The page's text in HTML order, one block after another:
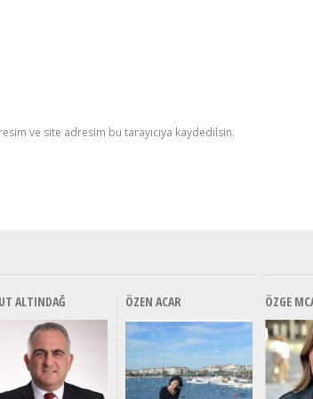
ve site adresim bu tarayıcıya kaydedilsin.
Mı? Uzak Mı
Tüm
Alınır Mı? Uzak Mı
Durulmalı? Tüm
Alınır
ALTINDAĞ ÖZEN ACAR
Alınır
ÖZGE